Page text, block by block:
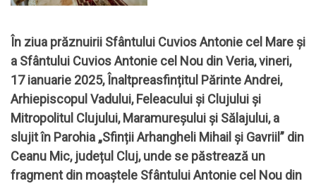
În ziua prăznuirii Sfântului Cuvios Antonie cel Mare și
a Sfântului Cuvios Antonie cel Nou din Veria, vineri,
17 ianuarie 2025, Înaltpreasfințitul Părinte Andrei,
Arhiepiscopul Vadului, Feleacului și Clujului și
Mitropolitul Clujului, Maramureșului și Sălajului, a
slujit în Parohia „Sfinții Arhangheli Mihail și Gavriil” din
Ceanu Mic, județul Cluj, unde se păstrează un
fragment din moaștele Sfântului Antonie cel Nou din